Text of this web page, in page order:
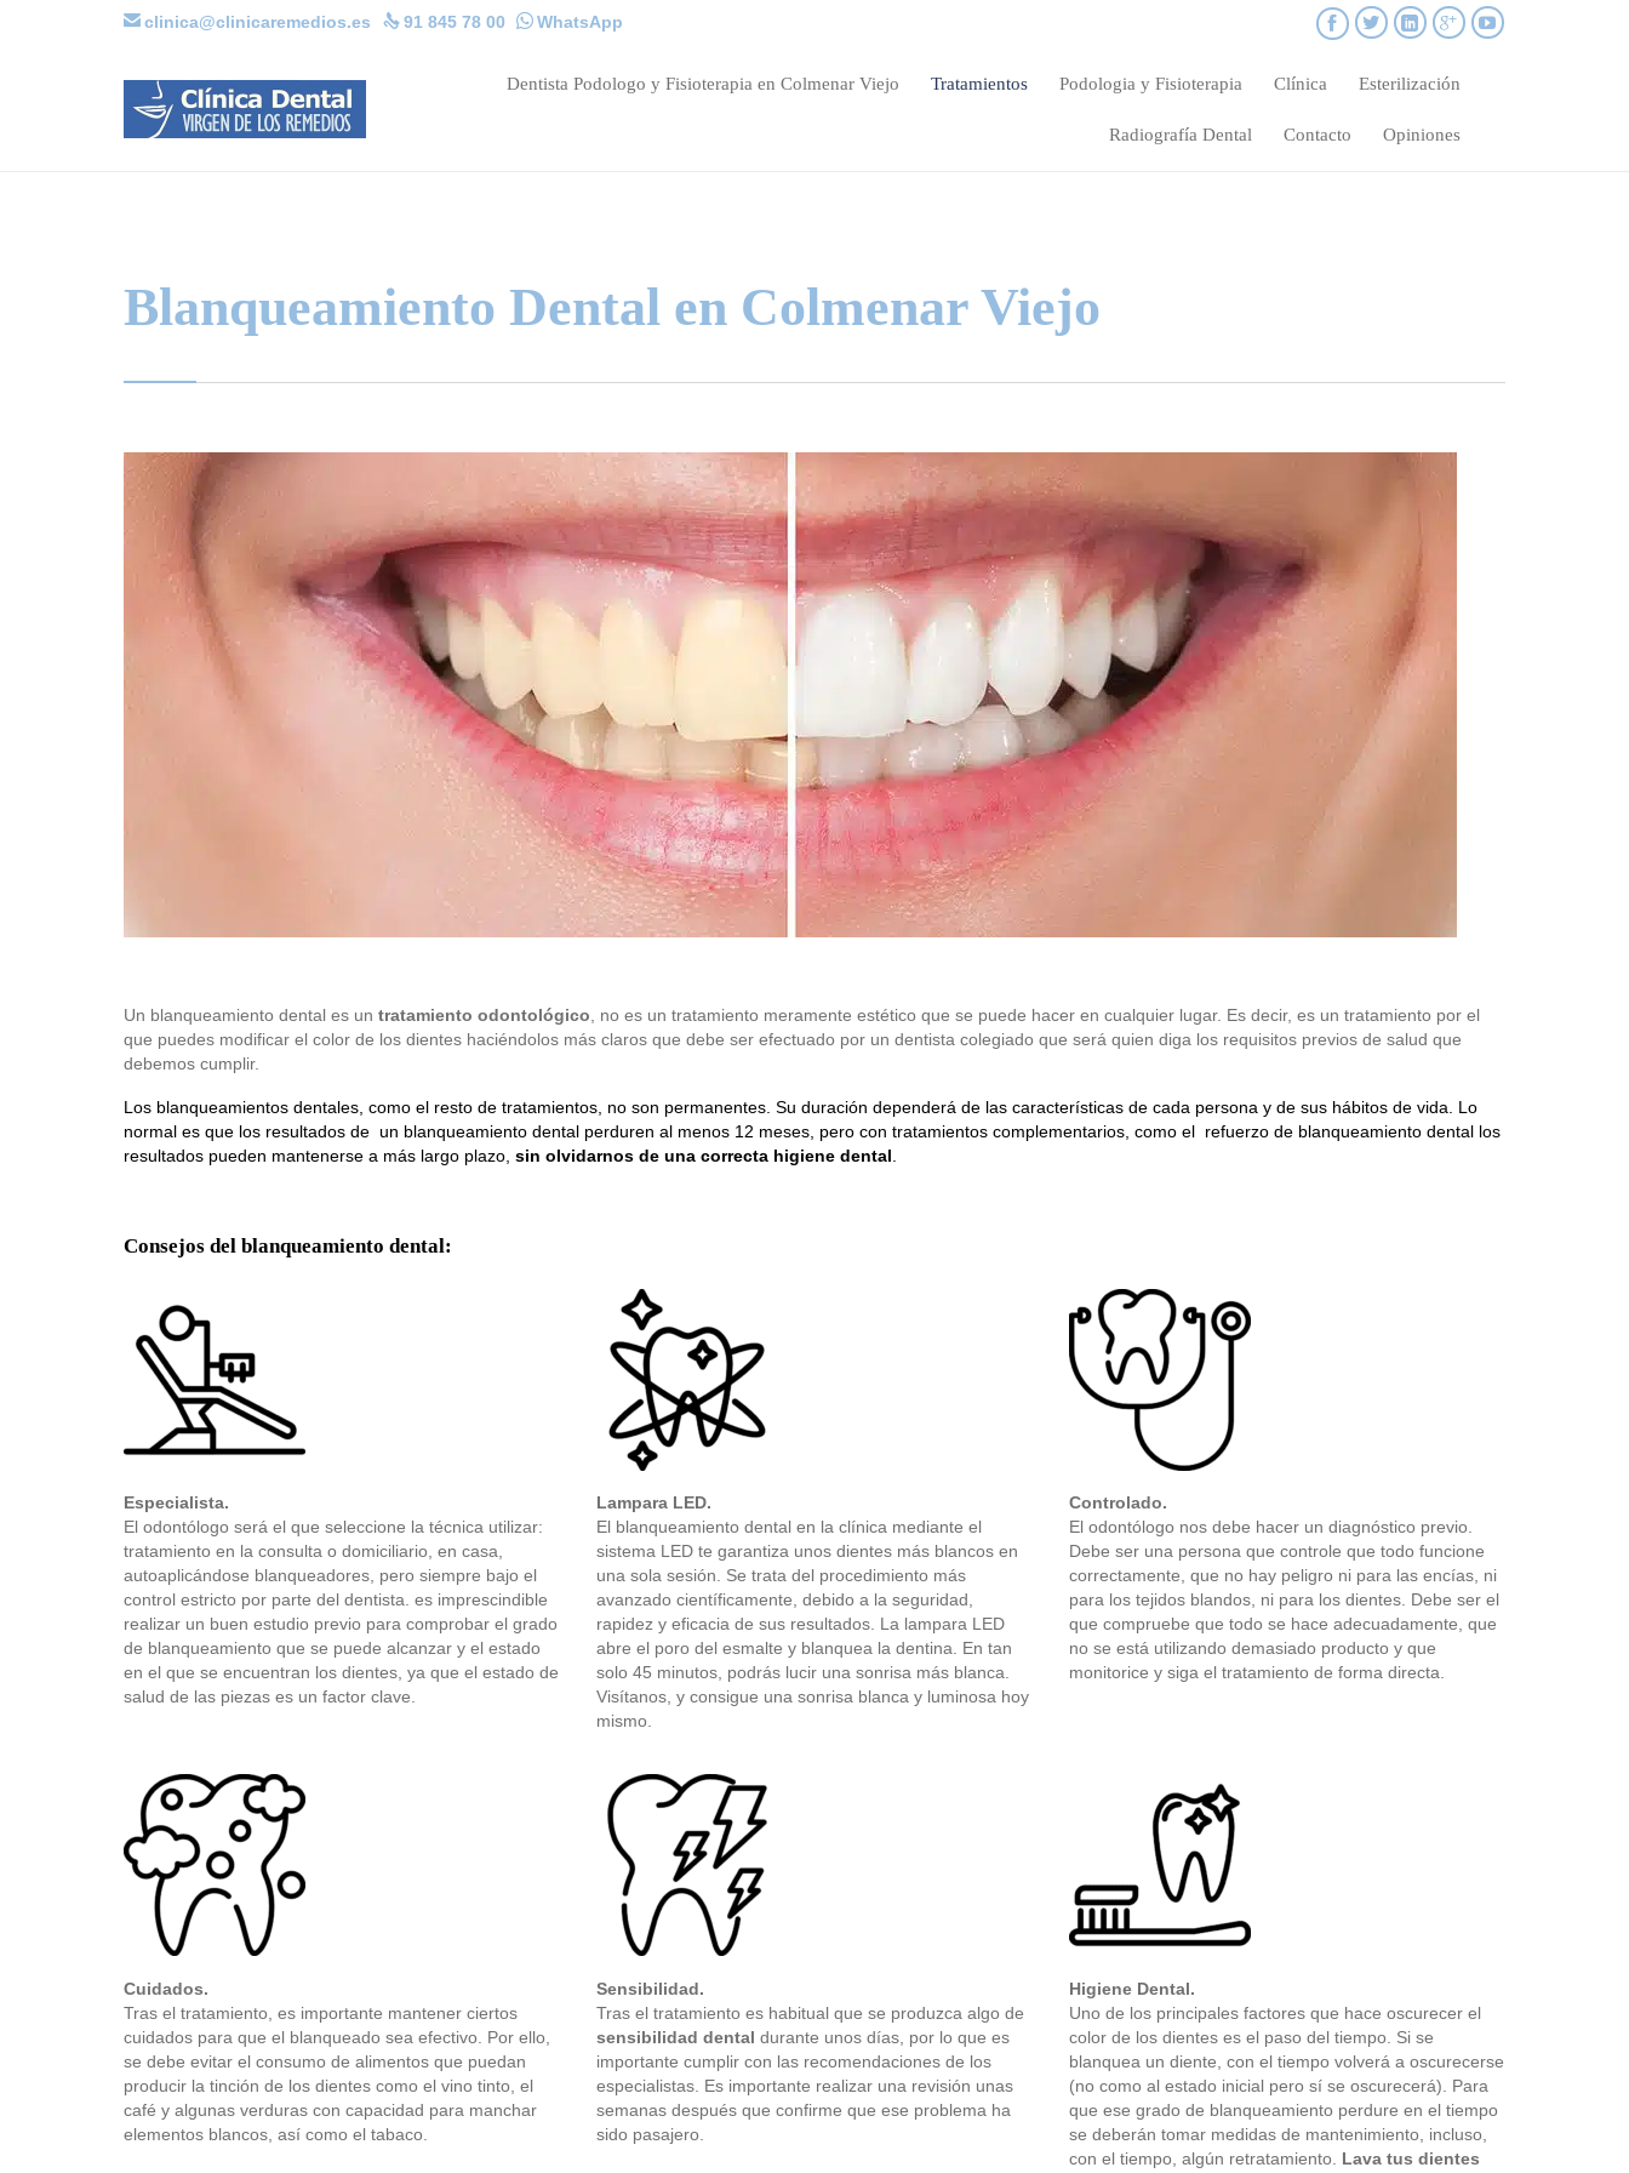
 clinica@clinicaremedios.es  91 845 78 00  WhatsApp     
Dentista Podologo y Fisioterapia en Colmenar Viejo Tratamientos Podologia y Fisioterapia Clínica Esterilización
Radiografía Dental Contacto Opiniones
Blanqueamiento Dental en Colmenar Viejo
Un blanqueamiento dental es un tratamiento odontológico , no es un tratamiento meramente estético que se puede hacer en cualquier lugar. Es decir, es un tratamiento por el
que puedes modificar el color de los dientes haciéndolos más claros que debe ser efectuado por un dentista colegiado que será quien diga los requisitos previos de salud que
debemos cumplir.
Los blanqueamientos dentales, como el resto de tratamientos, no son permanentes. Su duración dependerá de las características de cada persona y de sus hábitos de vida. Lo
normal es que los resultados de un blanqueamiento dental perduren al menos 12 meses, pero con tratamientos complementarios, como el refuerzo de blanqueamiento dental los
resultados pueden mantenerse a más largo plazo, sin olvidarnos de una correcta higiene dental.
Consejos del blanqueamiento dental:
Especialista.
El odontólogo será el que seleccione la técnica utilizar:
tratamiento en la consulta o domiciliario, en casa,
autoaplicándose blanqueadores, pero siempre bajo el
control estricto por parte del dentista. es imprescindible
realizar un buen estudio previo para comprobar el grado
de blanqueamiento que se puede alcanzar y el estado
en el que se encuentran los dientes, ya que el estado de
salud de las piezas es un factor clave.
Lampara LED.
El blanqueamiento dental en la clínica mediante el
sistema LED te garantiza unos dientes más blancos en
una sola sesión. Se trata del procedimiento más
avanzado científicamente, debido a la seguridad,
rapidez y eficacia de sus resultados. La lampara LED
abre el poro del esmalte y blanquea la dentina. En tan
solo 45 minutos, podrás lucir una sonrisa más blanca.
Visítanos, y consigue una sonrisa blanca y luminosa hoy
mismo.
Controlado.
El odontólogo nos debe hacer un diagnóstico previo.
Debe ser una persona que controle que todo funcione
correctamente, que no hay peligro ni para las encías, ni
para los tejidos blandos, ni para los dientes. Debe ser el
que compruebe que todo se hace adecuadamente, que
no se está utilizando demasiado producto y que
monitorice y siga el tratamiento de forma directa.
Cuidados.
Tras el tratamiento, es importante mantener ciertos
cuidados para que el blanqueado sea efectivo. Por ello,
se debe evitar el consumo de alimentos que puedan
producir la tinción de los dientes como el vino tinto, el
café y algunas verduras con capacidad para manchar
elementos blancos, así como el tabaco.
Sensibilidad.
Tras el tratamiento es habitual que se produzca algo de
sensibilidad dental durante unos días, por lo que es
importante cumplir con las recomendaciones de los
especialistas. Es importante realizar una revisión unas
semanas después que confirme que ese problema ha
sido pasajero.
Higiene Dental.
Uno de los principales factores que hace oscurecer el
color de los dientes es el paso del tiempo. Si se
blanquea un diente, con el tiempo volverá a oscurecerse
(no como al estado inicial pero sí se oscurecerá). Para
que ese grado de blanqueamiento perdure en el tiempo
se deberán tomar medidas de mantenimiento, incluso,
con el tiempo, algún retratamiento. Lava tus dientes